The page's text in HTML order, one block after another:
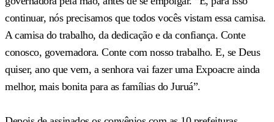
continuar, nós precisamos que todos vocês vistam essa camisa.
A camisa do trabalho, da dedicação e da confiança. Conte
conosco, governadora. Conte com nosso trabalho. E, se Deus
quiser, ano que vem, a senhora vai fazer uma Expoacre ainda
melhor, mais bonita para as famílias do Juruá”.